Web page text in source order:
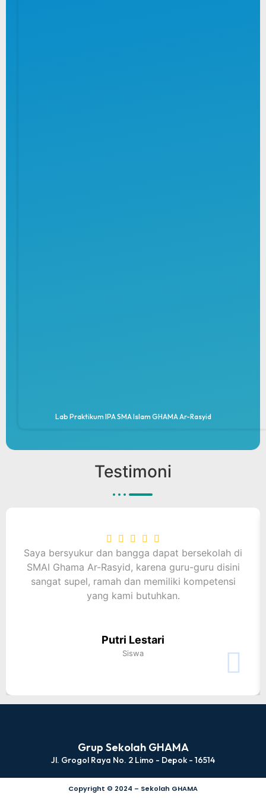
Lab Praktikum IPA SMA Islam GHAMA Ar-Rasyid
Testimoni
Saya bersyukur dan bangga dapat bersekolah di
SMAI Ghama Ar-Rasyid, karena guru-guru disini
sangat supel, ramah dan memiliki kompetensi
yang kami butuhkan.
Putri Lestari
Siswa
Grup Sekolah GHAMA
Jl. Grogol Raya No. 2 Limo - Depok - 16514
Copyright © 2024 – Sekolah GHAMA